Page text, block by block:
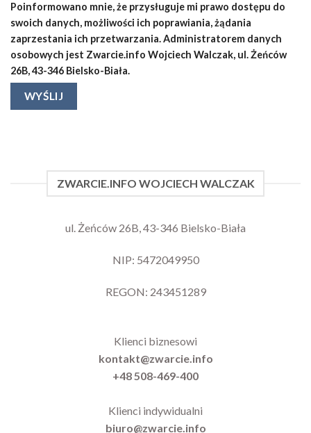
Poinformowano mnie, że przysługuje mi prawo dostępu do
swoich danych, możliwości ich poprawiania, żądania
zaprzestania ich przetwarzania. Administratorem danych
osobowych jest Zwarcie.info Wojciech Walczak, ul. Żeńców
26B, 43-346 Bielsko-Biała.
ZWARCIE.INFO WOJCIECH WALCZAK
ul. Żeńców 26B, 43-346 Bielsko-Biała
NIP: 5472049950
REGON: 243451289
Klienci biznesowi
kontakt@zwarcie.info
+48 508-469-400
Klienci indywidualni
biuro@zwarcie.info